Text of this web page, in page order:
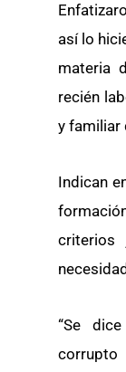
así lo
materia
recién
y familiar
Indican
criterios
“Se